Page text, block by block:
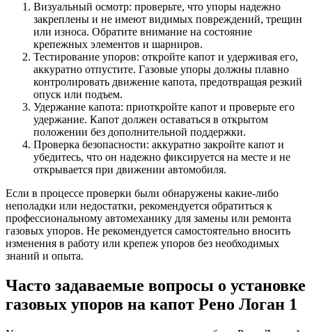
Визуальный осмотр: проверьте, что упоры надежно
закреплены и не имеют видимых повреждений, трещин
или износа. Обратите внимание на состояние
крепежных элементов и шарниров.
Тестирование упоров: откройте капот и удерживая его,
аккуратно отпустите. Газовые упоры должны плавно
контролировать движение капота, предотвращая резкий
опуск или подъем.
Удержание капота: приоткройте капот и проверьте его
удержание. Капот должен оставаться в открытом
положении без дополнительной поддержки.
Проверка безопасности: аккуратно закройте капот и
убедитесь, что он надежно фиксируется на месте и не
открывается при движении автомобиля.
Если в процессе проверки были обнаружены какие-либо
неполадки или недостатки, рекомендуется обратиться к
профессиональному автомеханику для замены или ремонта
газовых упоров. Не рекомендуется самостоятельно вносить
изменения в работу или крепеж упоров без необходимых
знаний и опыта.
Часто задаваемые вопросы о установке
газовых упоров на капот Рено Логан 1